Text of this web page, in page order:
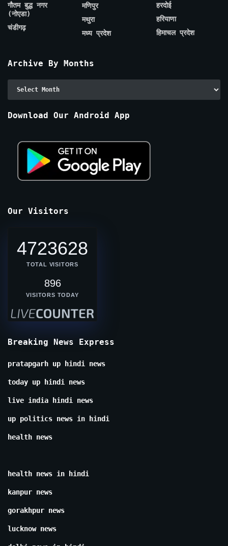
गौतम बुद्ध नगर
(नोएडा)
चंडीगढ़
मणिपुर
मथुरा
मध्य प्रदेश
हरदोई
हरियाणा
हिमाचल प्रदेश
Archive By Months
Archive
Download Our Android App
Our Visitors
4723628
TOTAL VISITORS
896
VISITORS TODAY
Breaking News Express
pratapgarh up hindi news
today up hindi news
live india hindi news
up politics news in hindi
health news
health news in hindi
kanpur news
gorakhpur news
lucknow news